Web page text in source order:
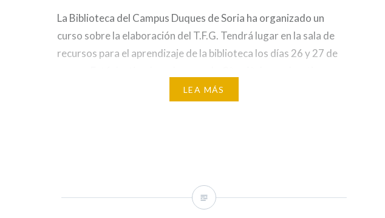
La Biblioteca del Campus Duques de Soria ha organizado un
curso sobre la elaboración del T.F.G. Tendrá lugar en la sala de
recursos para el aprendizaje de la biblioteca los días 26 y 27 de
duración de 5 horas (gratuito, se…
LEA MÁS